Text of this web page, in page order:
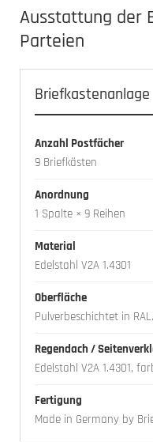
Ausstattung der
Parteien
Briefkastenanlage
Anzahl Postfächer
9 Briefkästen
Anordnung
1 Spalte × 9 Reihen
Material
Edelstahl V2A 1.4301
Oberfläche
Pulverbeschichtet in
Regendach /
Edelstahl V2A 1.4301,
Fertigung
Made in Germany by